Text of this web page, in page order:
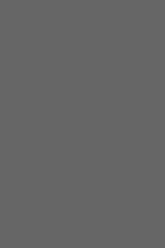
prüfen, ob
Sie